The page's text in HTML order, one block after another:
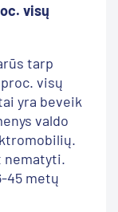
visų
tarp
visų
yra beveik
valdo
nematyti.
45 metų